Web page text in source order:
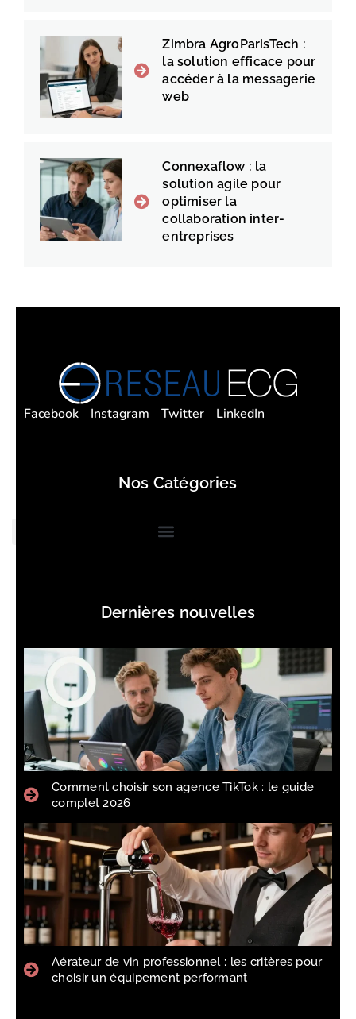
Zimbra AgroParisTech :
la solution efficace pour
accéder à la messagerie
web
Connexaflow : la
solution agile pour
optimiser la
collaboration inter-
entreprises
Facebook Instagram Twitter LinkedIn
Nos Catégories
Dernières nouvelles
Comment choisir son agence TikTok : le guide
complet 2026
Aérateur de vin professionnel : les critères pour
choisir un équipement performant